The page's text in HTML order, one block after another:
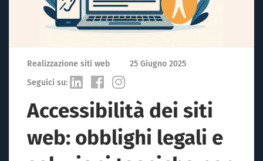
Realizzazione siti web
25 Giugno 2025
Seguici su:
Accessibilità dei siti
web: obblighi legali e